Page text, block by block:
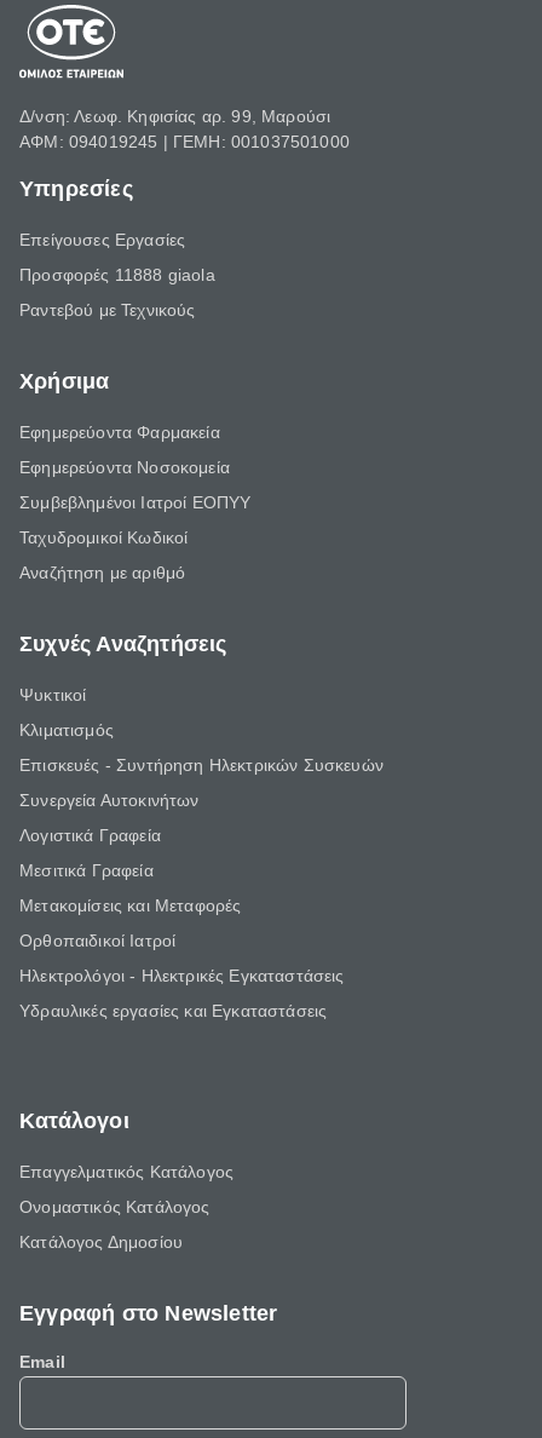
Δ/νση: Λεωφ. Κηφισίας αρ. 99, Μαρούσι
ΑΦΜ: 094019245 | ΓΕΜΗ: 001037501000
Υπηρεσίες
Επείγουσες Εργασίες
Προσφορές 11888 giaola
Ραντεβού με Τεχνικούς
Χρήσιμα
Εφημερεύοντα Φαρμακεία
Εφημερεύοντα Νοσοκομεία
Συμβεβλημένοι Ιατροί ΕΟΠΥΥ
Ταχυδρομικοί Κωδικοί
Αναζήτηση με αριθμό
Συχνές Αναζητήσεις
Ψυκτικοί
Κλιματισμός
Επισκευές - Συντήρηση Ηλεκτρικών Συσκευών
Συνεργεία Αυτοκινήτων
Λογιστικά Γραφεία
Μεσιτικά Γραφεία
Μετακομίσεις και Μεταφορές
Ορθοπαιδικοί Ιατροί
Ηλεκτρολόγοι - Ηλεκτρικές Εγκαταστάσεις
Υδραυλικές εργασίες και Εγκαταστάσεις
Κατάλογοι
Επαγγελματικός Κατάλογος
Ονομαστικός Κατάλογος
Κατάλογος Δημοσίου
Εγγραφή στο Newsletter
Email